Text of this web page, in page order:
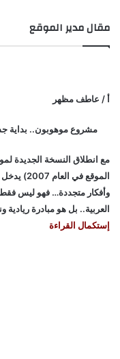
"
مقال مدير الموقع
أ / عاطف مظهر
مشروع موهوبون.. بداية
مع انطلاق النسخة الجديدة
الموقع
وأفكار متجددة… فهو ليس فقط
العربية.. بل هو مبادرة
إستكمال القراءة